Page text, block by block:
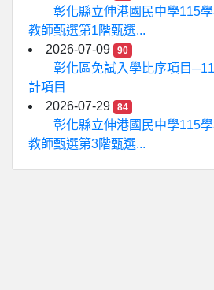
彰化縣立伸港國民中學115
教師甄選第1階甄選...
2026-07-09
90
彰化區免試入學比序項目
計項目
2026-07-29
84
彰化縣立伸港國民中學115
教師甄選第3階甄選...